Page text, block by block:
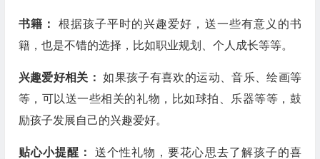
书籍： 根据孩子平时的兴趣爱好，送一些有意义的书
籍，也是不错的选择，比如职业规划、个人成长等等。
兴趣爱好相关：如果孩子有喜欢的运动、音乐、绘画等
等，可以送一些相关的礼物，比如球拍、乐器等等，鼓
励孩子发展自己的兴趣爱好。
贴心小提醒：送个性礼物，要花心思去了解孩子的喜